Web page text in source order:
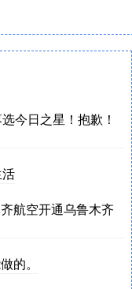
今日之星！抱歉！
航空开通乌鲁木齐
的。